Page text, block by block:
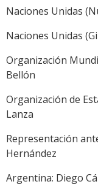
Naciones Unidas
Naciones Unidas
Organización
Bellón
Organización de
Lanza
Representación
Hernández
Argentina: Diego